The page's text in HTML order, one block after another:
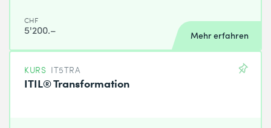
CHF
5'200.– Mehr erfahren
KURS IT5TRA
ITIL® Transformation